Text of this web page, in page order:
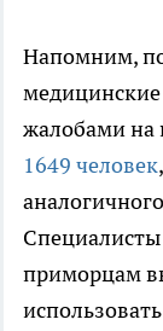
Напомним,
жалобами на
1649 человек
приморцам